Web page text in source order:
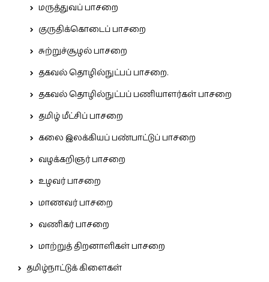
மருத்துவப் பாசறை
குருதிக்கொடைப் பாசறை
சுற்றுச்சூழல் பாசறை
தகவல் தொழில்நுட்பப் பாசறை.
தகவல் தொழில்நுட்பப் பணியாளர்கள் பாசறை
தமிழ் மீட்சிப் பாசறை
கலை இலக்கியப் பண்பாட்டுப் பாசறை
வழக்கறிஞர் பாசறை
உழவர் பாசறை
மாணவர் பாசறை
வணிகர் பாசறை
மாற்றுத் திறனாளிகள் பாசறை
தமிழ்நாட்டுக் கிளைகள்